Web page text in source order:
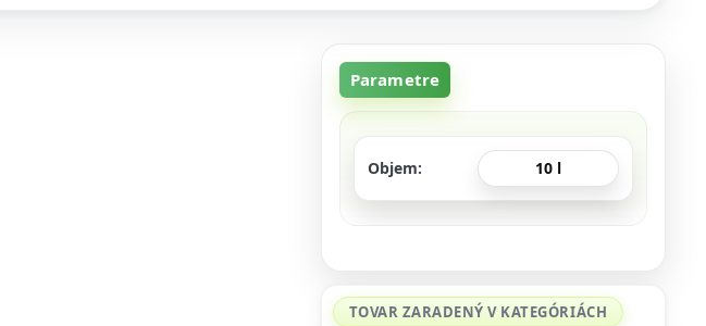
Parametre
Objem 10 l
TOVAR ZARADENÝ V KATEGÓRIÁCH